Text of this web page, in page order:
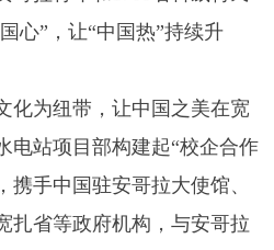
心”，让“中国热”持续升
化为纽带，让中国之美在宽
电站项目部构建起“校企合作
携手中国驻安哥拉大使馆、
扎省等政府机构，与安哥拉